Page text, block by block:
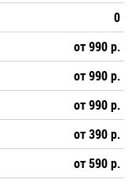
0
от 990 р.
от 990 р.
от 990 р.
от 390 р.
от 590 р.